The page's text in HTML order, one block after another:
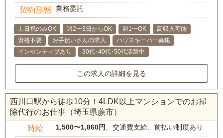
契約形態 業務委託
土日祝のみOK 週2〜3日からOK 週1〜OK
高収入可能
資格不要
お手伝いさんの求人
ハウスキーパー募集
インセンティブあり
30代･40代･50代活躍中
この求人の詳細を見る
西川口駅から徒歩10分！4LDK以上マンションでのお掃
除代行のお仕事（埼玉県蕨市）
時給 1,500〜1,860円、交通費支給、前払い制度あり